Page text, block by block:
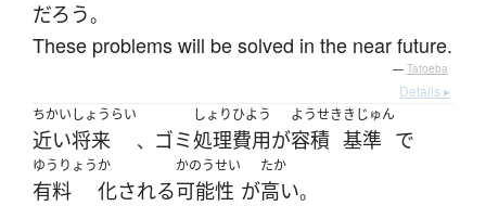
だろう。
These problems will be solved in the near future.
— Tatoeba
Details ▸
ちかいしょうらい
近い将来 、 ゴミ
しょり
処理
ひよう
費用が
ようせき
容積
きじゅん
基準 で
ゆうりょう
有料
か
化される
かのうせい
可能性 が
たか
高い。